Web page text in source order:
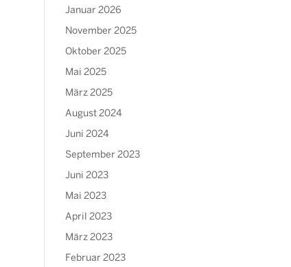
Januar 2026
November 2025
Oktober 2025
Mai 2025
März 2025
August 2024
Juni 2024
September 2023
Juni 2023
Mai 2023
April 2023
März 2023
Februar 2023